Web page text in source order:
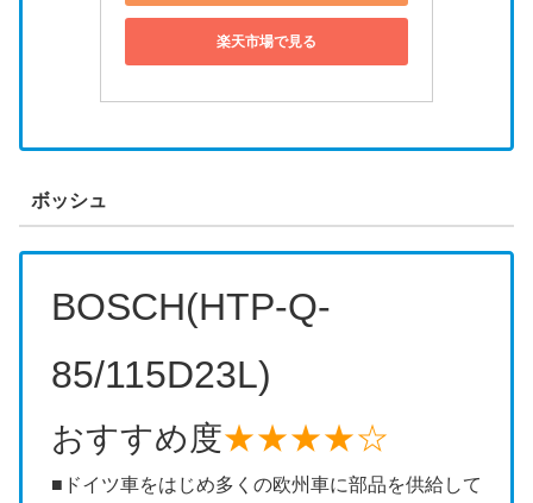
楽天市場で見る
ボッシュ
BOSCH(HTP-Q-
85/115D23L)
おすすめ度★★★★☆
■ドイツ車をはじめ多くの欧州車に部品を供給して